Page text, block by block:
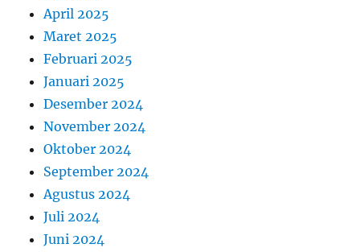
April 2025
Maret 2025
Februari 2025
Januari 2025
Desember 2024
November 2024
Oktober 2024
September 2024
Agustus 2024
Juli 2024
Juni 2024